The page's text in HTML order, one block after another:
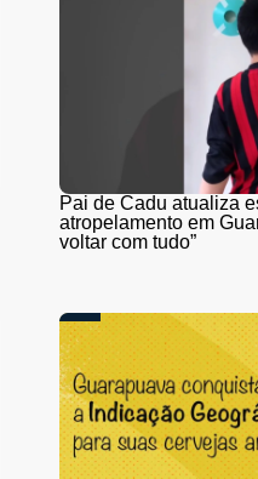
Pai de Cadu atualiza
atropelamento em
voltar com tudo”